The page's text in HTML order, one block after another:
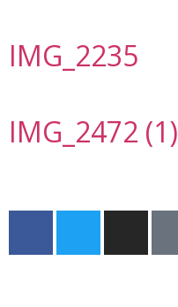
IMG_2235
IMG_2472 (1)